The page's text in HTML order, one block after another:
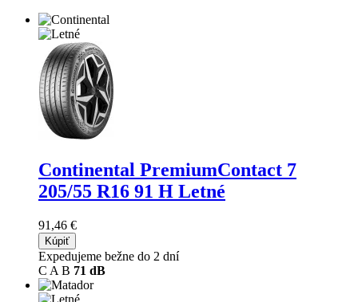
Continental PremiumContact 7
205/55 R16 91 H Letné
91,46 €
Kúpiť
Expedujeme bežne do 2 dní
C A B 71 dB